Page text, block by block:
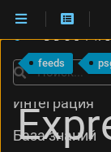
т
ч
е
т
feeds
Поиск
Что нового
Интеграция
База знаний